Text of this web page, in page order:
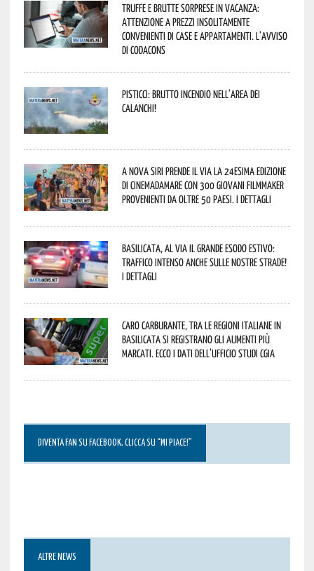
Truffe e brutte sorprese in vacanza:
attenzione a prezzi insolitamente
convenienti di case e appartamenti. L’avviso
di Codacons
Pisticci: brutto incendio nell’area dei
Calanchi!
A Nova Siri prende il via la 24esima edizione
di Cinemadamare con 300 giovani filmmaker
provenienti da oltre 50 Paesi. I dettagli
Basilicata, al via il grande esodo estivo:
traffico intenso anche sulle nostre strade!
I dettagli
Caro carburante, tra le regioni italiane in
Basilicata si registrano gli aumenti più
marcati. Ecco i dati dell’Ufficio studi CGIA
DIVENTA FAN SU FACEBOOK, CLICCA SU “MI PIACE!”
ALTRE NEWS